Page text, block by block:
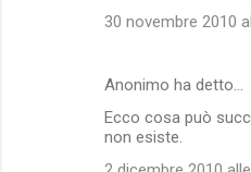
30 novembre 2010
Anonimo ha detto…
Ecco cosa può
non esiste.